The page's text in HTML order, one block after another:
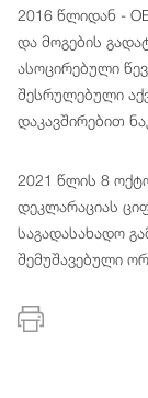
2016 წლიდან -
და მოგების
ასოცირებული
შესრულებული
დაკავშირებით
2021 წლის 8
დეკლარაციას
საგადასახადო
შემუშავებული